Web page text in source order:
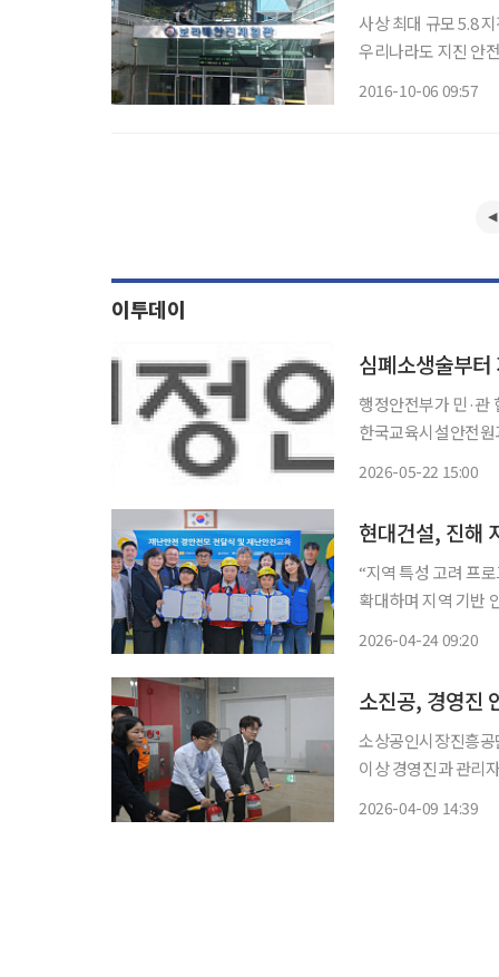
사상 최대 규모 5.8
우리나라도 지진 안
2016-10-06 09:57
이투데이
심폐소생술부
행정안전부가 민·관 협
한국교육시설안전
2026-05-22 15:00
현대건설, 진해
“지역 특성 고려 프로그램 지속 확대” 현대건설이
확대하며 지역 기반 안전 프로그램
2026-04-24 09:20
소진공, 경영진
소상공인시장진흥
이상 경영진과 관리자
2026-04-09 14:39